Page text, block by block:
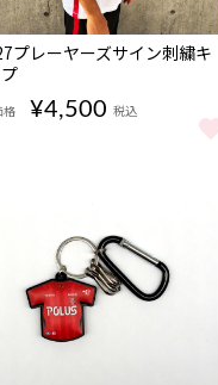
見る
プレーヤーズサイン刺繍キ
格 ¥4,500 税込
プレーヤーズサイン刺繍キ